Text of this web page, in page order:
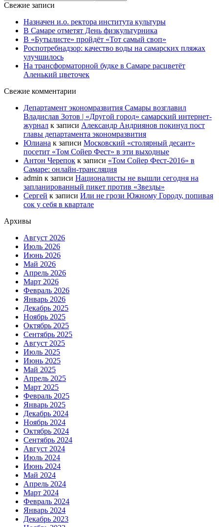
Свежие записи
Назначен и.о. ректора института культуры
В Самаре отметят День физкультурника
В «Бутылисте» пройдёт «Тот самый своп»
Роспотребнадзор: качество воды на самарских пляжах
улучшилось
На трансформаторной будке в Самаре расцветёт
Аленький цветочек
Свежие комментарии
Департамент экономразвития Самары возглавил
Владислав Зотов | «Другой город» самарский интернет-
журнал к записи Александр Андриянов покинул пост
главы департамента экономразвития
Юлиана к записи Московский «столярный десант»
посетит «Том Сойер Фест» в эти выходные
Антон Черепок к записи «Том Сойер Фест-2016» в
Самаре: онлайн-трансляция
admin к записи Националисты не вышли сегодня на
запланированный пикет против «Звезды»
Сергей к записи Или не грози Южному Городу, попивая
сок у себя в квартале
Архивы
Август 2026
Июль 2026
Июнь 2026
Май 2026
Апрель 2026
Март 2026
Февраль 2026
Январь 2026
Декабрь 2025
Ноябрь 2025
Октябрь 2025
Сентябрь 2025
Август 2025
Июль 2025
Июнь 2025
Май 2025
Апрель 2025
Март 2025
Февраль 2025
Январь 2025
Декабрь 2024
Ноябрь 2024
Октябрь 2024
Сентябрь 2024
Август 2024
Июль 2024
Июнь 2024
Май 2024
Апрель 2024
Март 2024
Февраль 2024
Январь 2024
Декабрь 2023